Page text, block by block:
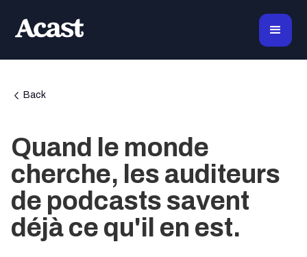
Back
Quand le monde
cherche, les auditeurs
de podcasts savent
déjà ce qu'il en est.